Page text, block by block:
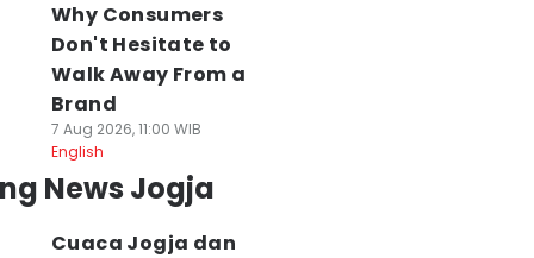
Why Consumers
Don't Hesitate to
Walk Away From a
Brand
7 Aug 2026, 11:00 WIB
English
News Jogja
Cuaca Jogja dan